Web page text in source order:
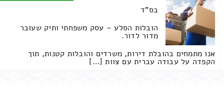
בס"ד
הובלות הסלע – עסק משפחתי ותיק שעובר
מדור לדור.
אנו מתמחים בהובלת דירות, משרדים והובלות קטנות, תוך
הקפדה על עבודה עברית עם צוות […]